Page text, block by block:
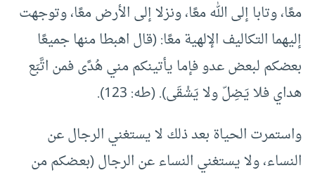
معًا، وتابا إلى الله معًا، ونزلا إلى الأرض معًا، وتوجهت
إليهما التكاليف الإلهية معًا: (قال اهبطا منها جميعًا
بعضكم لبعض عدو فإما يأتينكم مني هُدًى فمن اتَّبَع
هداي فلا يَـضِلّ ولا يَشْقَى). (طه: 123).
واستمرت الحياة بعد ذلك لا يستغني الرجال عن
النساء، ولا يستغني النساء عن الرجال (بعـضكم من